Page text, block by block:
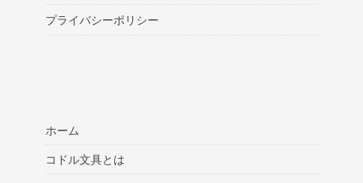
プライバシーポリシー
ホーム
コドル文具とは